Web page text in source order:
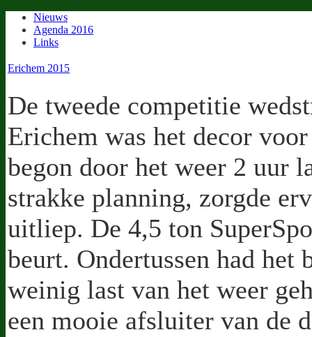
Nieuws
Agenda 2016
Links
Erichem 2015
De tweede competitie
Erichem was het decor
begon door het weer 2 uur
strakke planning, zorgde
uitliep. De 4,5 ton
beurt. Ondertussen had het
weinig last van het weer
een mooie afsluiter van de